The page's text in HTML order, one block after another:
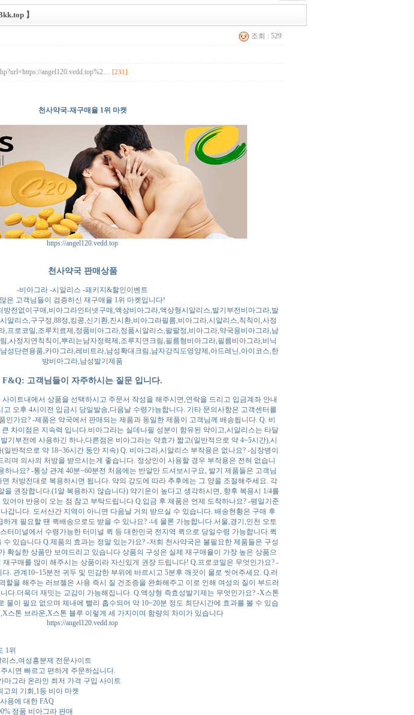
】
조회 : 529
angel120.vedd.top%2… [231]
천사약국-재구매율 1위 마켓
https://angel120.vedd.top
천사약국 판매상품
-비아그라 -시알리스 -패키지&할인이벤트
많은 고객님들이 검증하신 재구매율 1위 마켓입니다!
전없이구매,비아그라인터넷구매,액상비아그라,액상형시알리스,발기부전비아그라,발
알리스,구구정,88정,킹콩,신기환,진시환,비아그라필름,비아그라,시알리스,칙칙이,사정
,프로코밀,조루치료제,정품비아그라,정품시알리스,팔팔정,비아그라,약국용비아그라,남
,사정지연칙칙이,뿌리는남자정력제,조루지연크림,필름형비아그라,필름비아그라,비닉
성단련용품,카마그라,레비트라,남성확대크림,남자강직도영양제,아드레닌,아이코스,한
방비아그라,남성발기제품
F&Q: 고객님들이 자주하시는 질문 입니다.
이트내에서 상품을 선택하시고 주문서 작성을 해주시면,연락을 드리고 입금계좌 안내
오후 4시이전 입금시 당일발송,다음날 수령가능합니다. 기타 문의사항은 고객센터를
인가요? -제품은 약국에서 판매되는 제품과 동일한 제품이 고객님께 배송됩니다. Q. 비
차이점은 지속력 입니다.비아그라는 실데나필 성분이 함유된 약이고,시알리스는 타달
기부전에 사용하긴 하나,다른점은 비아그라는 약효가 짧고(일반적으로 약 4~5시간),시
반적으로 약 18~36시간 동안 지속) Q. 비아그라,시알리스 부작용은 없나요? -심장병이
며 의사의 처방을 받으시는게 좋습니다. 정상인이 사용할 경우 부작용은 전혀 없습니
하나요? -통상 관계 40분~60분전 처음에는 반알만 드셔보시구요, 발기 제품들은 고객님
처방전대로 복용하시면 됩니다. 약의 강도에 따라 추후에는 그 양을 조절해주세요. 각
을 권장합니다.(1알 복용하지 않습니다) 약기운이 높다고 생각하시면, 향후 복용시 1/4를
어야 반응이 오는 점 참고 부탁드립니다 Q.입금 후 제품은 언제 도착하나요? -평일기준
갑니다. 도서산간 지역이 아니면 다음날 거의 받으실 수 있습니다. 배송현황은 구매 후
게 필요할 땐 퀵배송으로도 받을 수 있나요? -네 물론 가능합니다.서울,경기,인천 오토
터미널에서 수령가능한 터미널 퀵 등 대한민국 전지역 퀵으로 당일수령 가능합니다.퀵
있습니다 Q.제품의 효과는 정말 있는가요? -저희 천사약국은 불필요한 제품들은 구성
확실한 상품만 보여드리고 있습니다 상품의 구성은 실제 재구매율이 가장 높은 상품으
구매를 많이 해주시는 상품이라 자신있게 권장 드립니다! Q.프로코밀은 무엇인가요? -
. 관계10~15분전 귀두 및 민감한 부위에 바르시고 5분후 깨끗이 물로 씻어주세요. Q.러
할을 해주는 러브젤은 사용 즉시 질 건조증을 완화해주고 이로 인해 여성의 질이 부드러
다.더욱더 재밋는 교감이 가능해집니다. Q.액상형 즉효성발기제는 무엇인가요? -X스톤
물이 필요 없으며 체내에 빨리 흡수되어 약 10~20분 정도 최단시간에 효과를 볼 수 있습
스톤 브라운,X스톤 블루 이렇게 세 가지이며 함량의 차이가 있습니다
https://angel120.vedd.top
1위
스,여성흥분제 전문사이트
시면 빠르고 편하게 주문하십니다.
마그라 온라인 최저 가격 구입 사이트
고의 기회,1등 비아 마켓
용에 대한 FAQ
정품 비아그라 판매